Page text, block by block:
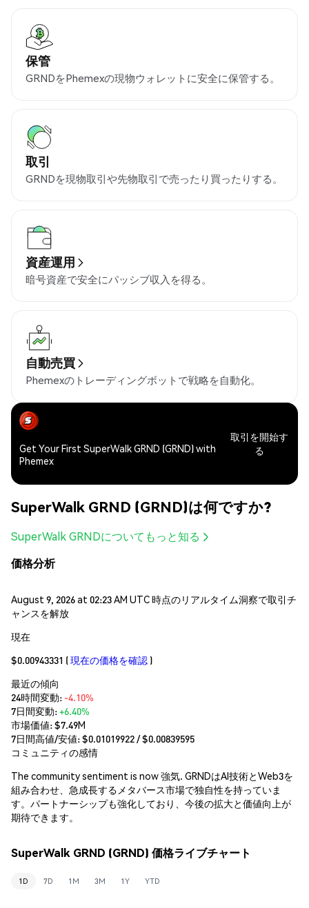
保管
GRNDをPhemexの現物ウォレットに安全に保管する。
取引
GRNDを現物取引や先物取引で売ったり買ったりする。
資産運用
暗号資産で安全にパッシブ収入を得る。
自動売買
Phemexのトレーディングボットで戦略を自動化。
Get Your First SuperWalk GRND (GRND) with
Phemex
取引を開始す
る
SuperWalk GRND (GRND)は何ですか?
SuperWalk GRNDについてもっと知る
価格分析
August 9, 2026 at 02:23 AM UTC 時点のリアルタイム洞察で取引チ
ャンスを解放
現在
$0.00943331 (現在の価格を確認 )
最近の傾向
24時間変動: -4.10%
7日間変動:+6.40%
市場価値:$7.49M
7日間高値/安値: $0.01019922/ $0.00839595
コミュニティの感情
The community sentiment is now 強気. GRNDはAI技術とWeb3を
組み合わせ、急成長するメタバース市場で独自性を持っていま
す。パートナーシップも強化しており、今後の拡大と価値向上が
期待できます。
SuperWalk GRND (GRND) 価格ライブチャート
1D 7D 1M 3M 1Y YTD